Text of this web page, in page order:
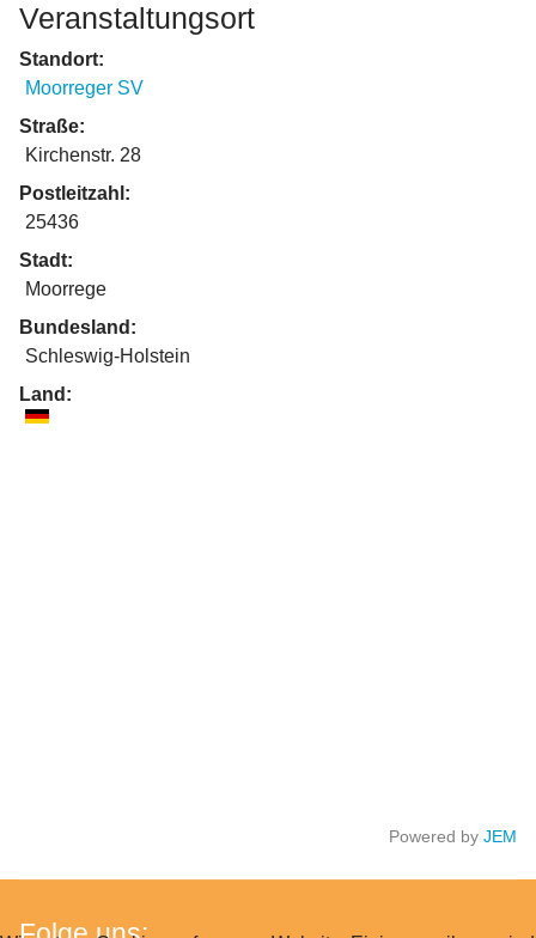
Veranstaltungsort
Standort:
Moorreger SV
Straße:
Kirchenstr. 28
Postleitzahl:
25436
Stadt:
Moorrege
Bundesland:
Schleswig-Holstein
Land:
Powered by JEM